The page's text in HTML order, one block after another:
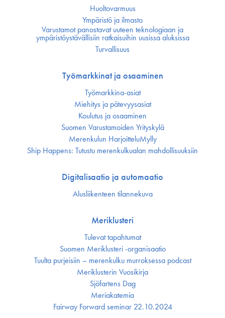
Huoltovarmuus
Ympäristö ja ilmasto
Varustamot panostavat uuteen teknologiaan ja
ympäristöystävällisiin ratkaisuihin uusissa aluksissa
Turvallisuus
Työmarkkinat ja osaaminen
Työmarkkina-asiat
Miehitys ja pätevyys­asiat
Koulutus ja osaaminen
Suomen Varustamoiden Yrityskylä
Merenkulun HarjoitteluMylly
Ship Happens: Tutustu merenkulkualan mahdollisuuksiin
Digitalisaatio ja automaatio
Alusliikenteen tilannekuva
Meriklusteri
Tulevat tapahtumat
Suomen Meriklusteri -organisaatio
Tuulta purjeisiin – merenkulku murroksessa podcast
Meriklusterin Vuosikirja
Sjöfartens Dag
Meriakatemia
Fairway Forward seminar 22.10.2024